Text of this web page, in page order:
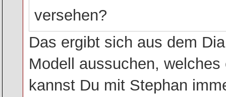
versehen?
Das ergibt sich aus dem
Modell aussuchen,
kannst Du mit Stephan